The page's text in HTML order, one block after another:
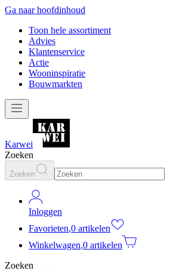
Ga naar hoofdinhoud
Toon hele assortiment
Advies
Klantenservice
Actie
Wooninspiratie
Bouwmarkten
Karwei
Zoeken
Zoeken
Inloggen
Favorieten,0 artikelen
Winkelwagen,0 artikelen
Zoeken